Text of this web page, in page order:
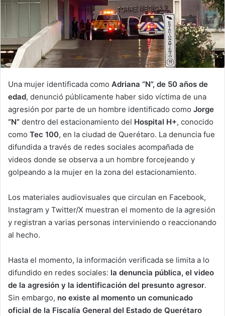
Una mujer identificada como Adriana “N”, de 50 años de
edad, denunció públicamente haber sido víctima de una
agresión por parte de un hombre identificado como Jorge
“N” dentro del estacionamiento del Hospital H+, conocido
como Tec 100, en la ciudad de Querétaro. La denuncia fue
difundida a través de redes sociales acompañada de
videos donde se observa a un hombre forcejeando y
golpeando a la mujer en la zona del estacionamiento.
Los materiales audiovisuales que circulan en Facebook,
Instagram y Twitter/X muestran el momento de la agresión
y registran a varias personas interviniendo o reaccionando
al hecho.
Hasta el momento, la información verificada se limita a lo
difundido en redes sociales: la denuncia pública, el video
de la agresión y la identificación del presunto agresor.
Sin embargo, no existe al momento un comunicado
oficial de la Fiscalía General del Estado de Querétaro